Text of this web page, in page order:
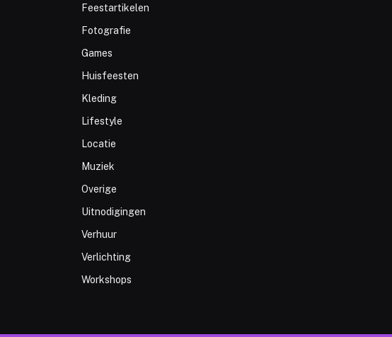
Feestartikelen
Fotografie
Games
Huisfeesten
Kleding
Lifestyle
Locatie
Muziek
Overige
Uitnodigingen
Verhuur
Verlichting
Workshops